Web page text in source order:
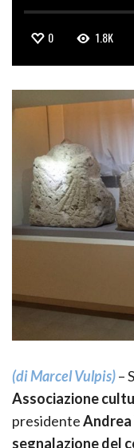
0 1.8K
(di Marcel Vulpis)–
Associazione
presidenteAndrea
segnalazione del